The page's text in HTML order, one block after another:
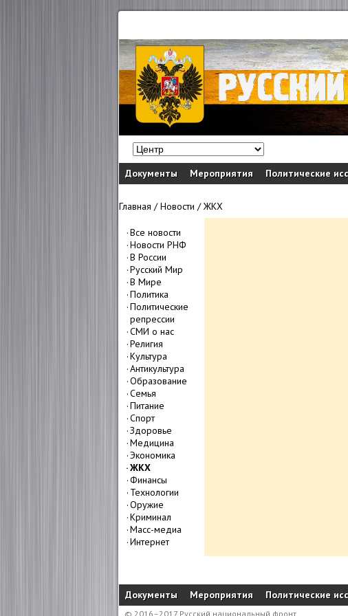
Документы Мероприятия Политические
Главная /Новости /ЖКХ
Все новости
Новости РНФ
В России
Русский Мир
В Мире
Политика
Политические
репрессии
СМИ о нас
Религия
Культура
Антикультура
Образование
Семья
Питание
Спорт
Здоровье
Медицина
Экономика
ЖКХ
Финансы
Технологии
Оружие
Криминал
Масс-медиа
Интернет
Документы Мероприятия Политические
© 2016–2017 Русский национальный фронт